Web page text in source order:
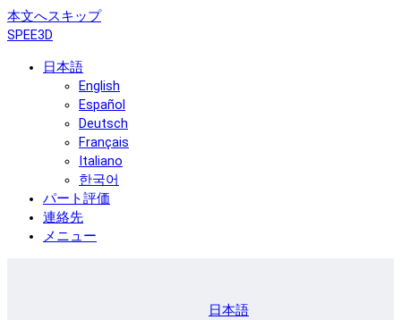
本文へスキップ
SPEE3D
日本語
English
Español
Deutsch
Français
Italiano
한국어
パート評価
連絡先
メニュー
日本語